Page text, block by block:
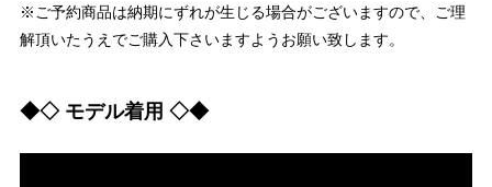
※ご予約商品は納期にずれが生じる場合がございますので、ご理
解頂いたうえでご購入下さいますようお願い致します。
◆◇ モデル着用 ◇◆